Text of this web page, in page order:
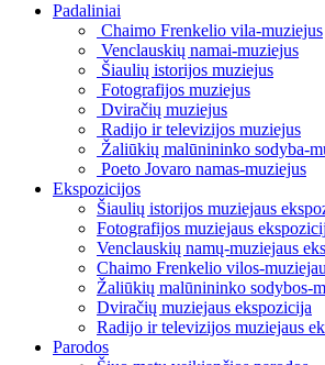
Padaliniai
Chaimo Frenkelio vila-muziejus
Venclauskių namai-muziejus
Šiaulių istorijos muziejus
Fotografijos muziejus
Dviračių muziejus
Radijo ir televizijos muziejus
Žaliūkių malūnininko sodyba-
Poeto Jovaro namas-muziejus
Ekspozicijos
Šiaulių istorijos muziejaus
Fotografijos muziejaus
Venclauskių namų-muziejaus
Chaimo Frenkelio vilos-
Žaliūkių malūnininko sodybos-
Dviračių muziejaus ekspozicija
Radijo ir televizijos muziejaus
Parodos